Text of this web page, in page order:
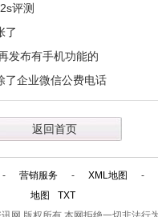
评测
了
发布有手机功能的
了企业微信公费电话
返回首页
营销服务 - XML地图 -
地图
TXT